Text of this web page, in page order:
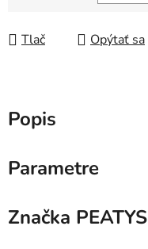
Jednotková cena:
Tlač Opýtať sa
Popis
Parametre
Značka PEATYS